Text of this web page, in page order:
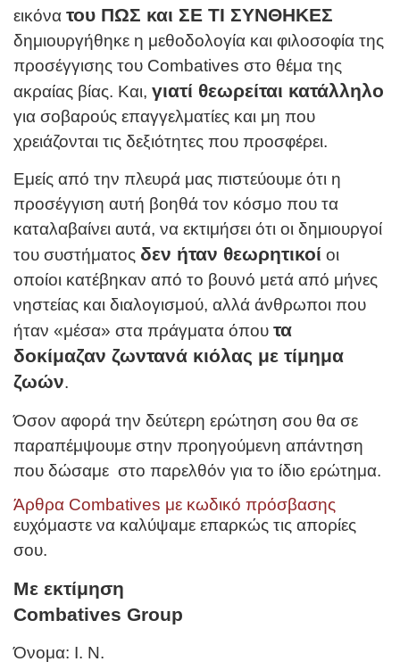
εικόνα του ΠΩΣ και ΣΕ ΤΙ ΣΥΝΘΗΚΕΣ
δημιουργήθηκε η μεθοδολογία και φιλοσοφία της
προσέγγισης του Combatives στο θέμα της
ακραίας βίας. Και, γιατί θεωρείται κατάλληλο
για σοβαρούς επαγγελματίες και μη που
χρειάζονται τις δεξιότητες που προσφέρει.
Εμείς από την πλευρά μας πιστεύουμε ότι η
προσέγγιση αυτή βοηθά τον κόσμο που τα
καταλαβαίνει αυτά, να εκτιμήσει ότι οι δημιουργοί
του συστήματος δεν ήταν θεωρητικοί οι
οποίοι κατέβηκαν από το βουνό μετά από μήνες
νηστείας και διαλογισμού, αλλά άνθρωποι που
ήταν «μέσα» στα πράγματα όπου τα
δοκίμαζαν ζωντανά κιόλας με τίμημα
ζωών.
Όσον αφορά την δεύτερη ερώτηση σου θα σε
παραπέμψουμε στην προηγούμενη απάντηση
που δώσαμε στο παρελθόν για το ίδιο ερώτημα.
Άρθρα Combatives με κωδικό πρόσβασης
ευχόμαστε να καλύψαμε επαρκώς τις απορίες
σου.
Με εκτίμηση
Combatives Group
Όνομα: Ι. Ν.